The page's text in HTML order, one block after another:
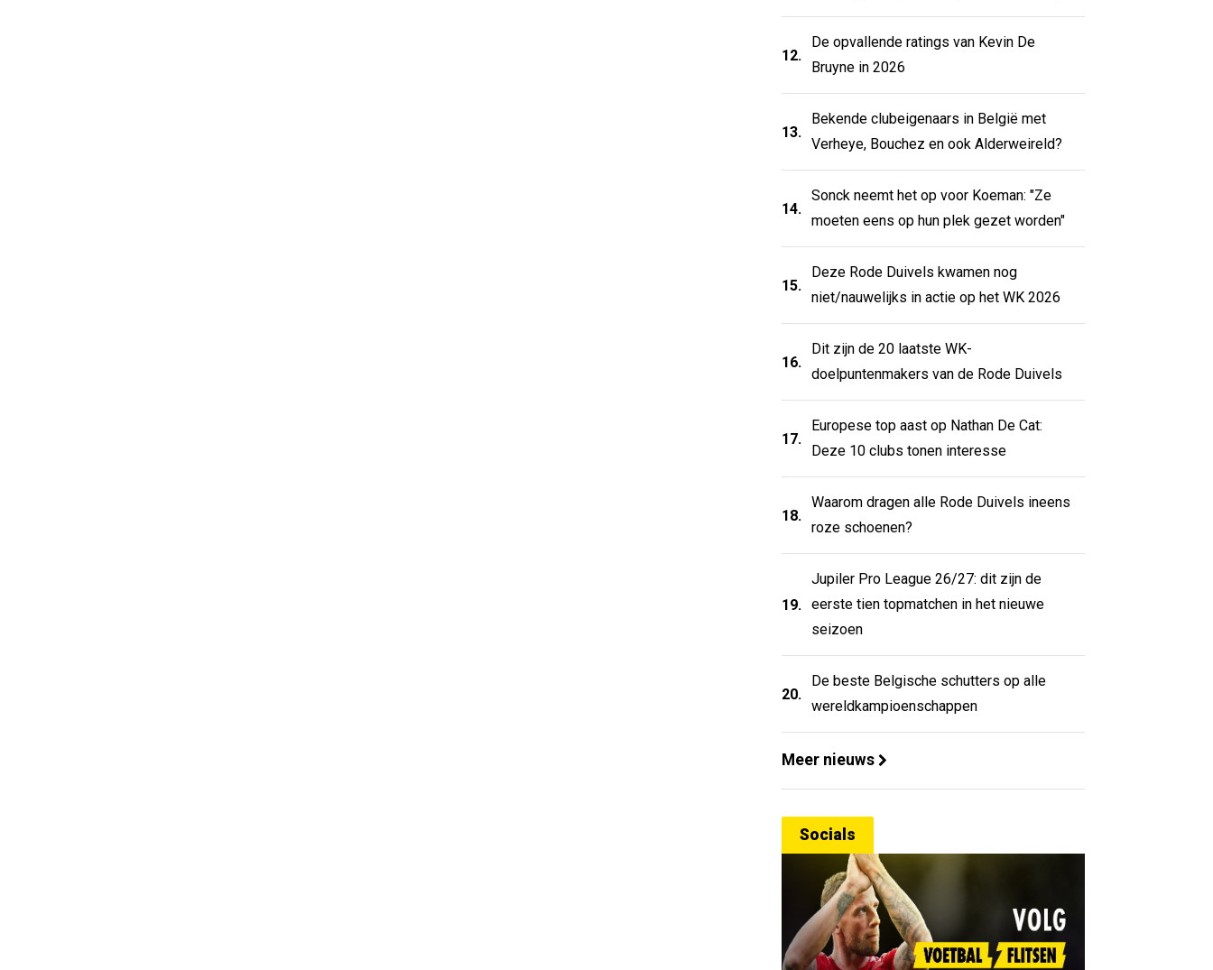
12.
De opvallende ratings van Kevin De
Bruyne in 2026
13.
Bekende clubeigenaars in België met
Verheye, Bouchez en ook Alderweireld?
14.
Sonck neemt het op voor Koeman: "Ze
moeten eens op hun plek gezet worden"
15.
Deze Rode Duivels kwamen nog
niet/nauwelijks in actie op het WK 2026
16.
Dit zijn de 20 laatste WK-
doelpuntenmakers van de Rode Duivels
17.
Europese top aast op Nathan De Cat:
Deze 10 clubs tonen interesse
18.
Waarom dragen alle Rode Duivels ineens
roze schoenen?
19.
Jupiler Pro League 26/27: dit zijn de
eerste tien topmatchen in het nieuwe
seizoen
20.
De beste Belgische schutters op alle
wereldkampioenschappen
Meer nieuws
Socials